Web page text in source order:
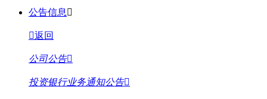
公告信息
返回
公司公告
投资银行业务通知公告